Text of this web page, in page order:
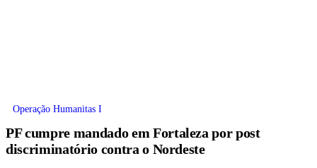
Operação Humanitas I
PF cumpre mandado em Fortaleza por post
discriminatório contra o Nordeste